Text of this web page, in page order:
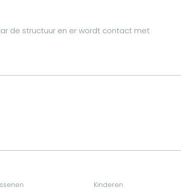
de structuur en er wordt contact met
Kinderen